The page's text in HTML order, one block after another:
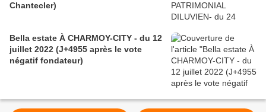
Chantecler)
Bella estate À CHARMOY-CITY - du 12
juillet 2022 (J+4955 après le vote
négatif fondateur)